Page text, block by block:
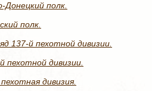
полк.
полк.
137-й пехотной дивизии.
пехотной дивизии.
дивизия.